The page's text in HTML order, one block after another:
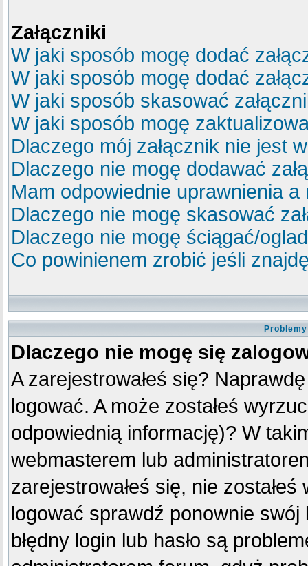
Załączniki
W jaki sposób mogę dodać
W jaki sposób mogę dodać
W jaki sposób skasować
W jaki sposób mogę
Dlaczego mój załącznik nie jest
Dlaczego nie mogę dodawać
Mam odpowiednie uprawnienia
Dlaczego nie mogę skasować
Dlaczego nie mogę ściągać/
Co powinienem zrobić jeśli
Dlaczego nie mogę się
A zarejestrowałeś się?
logować. A może zostałeś
odpowiednią informację)? W
webmasterem lub
zarejestrowałeś się, nie
logować sprawdź ponownie swój
błędny login lub hasło są